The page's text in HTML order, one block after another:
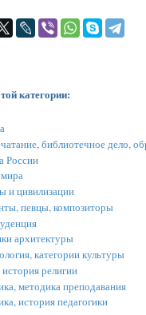
категории:
библиотечное дело,
России
и цивилизации
певцы, композиторы
архитектуры
категории культуры
история религии
методика преподавания
история педагогики